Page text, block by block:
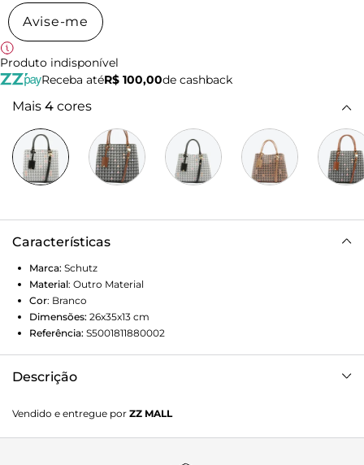
Avise-me
Produto indisponível
Receba atéR$ 100,00de cashback
Mais 4 cores
Características
Marca: Schutz
Material: Outro Material
Cor: Branco
Dimensões: 26x35x13 cm
Referência: S5001811880002
Descrição
perfeita para quem precisa de praticidade no dia a dia -
além de um ótimo espaço interno, a Lara conta ainda com
Vendido e entregue por ZZ MALL